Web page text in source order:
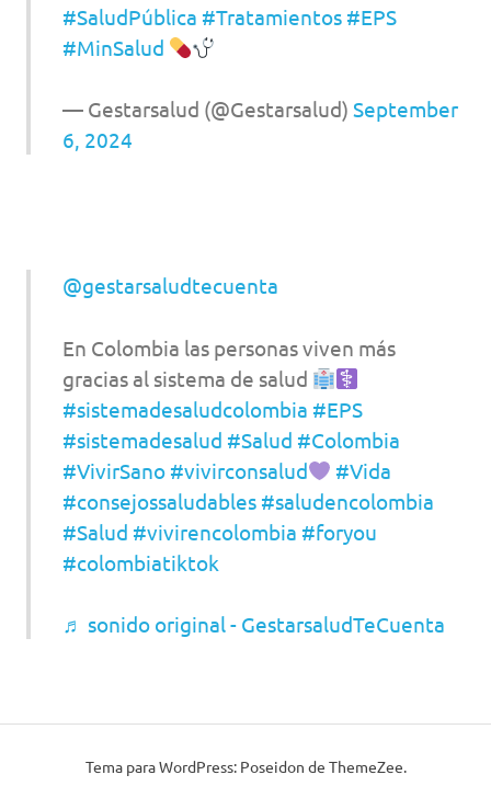
#SaludPública #Tratamientos #EPS
#MinSalud
— Gestarsalud (@Gestarsalud) September
6, 2024
@gestarsaludtecuenta
En Colombia las personas viven más
gracias al sistema de salud
#sistemadesaludcolombia #EPS
#sistemadesalud #Salud #Colombia
#VivirSano #vivirconsalud
#Vida
#consejossaludables #saludencolombia
#Salud #vivirencolombia #foryou
#colombiatiktok
♬ sonido original - GestarsaludTeCuenta
Tema para WordPress: Poseidon de ThemeZee.